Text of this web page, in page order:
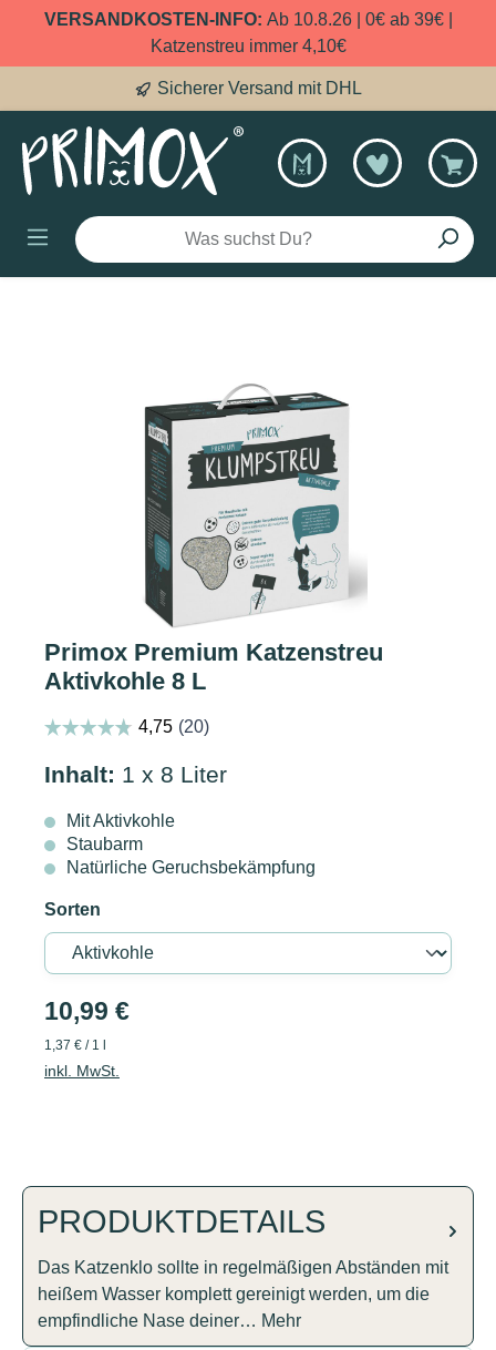
springen
VERSANDKOSTEN-INFO: Ab 10.8.26 | 0€ ab 39€ |
Katzenstreu immer 4,10€
Sicherer Versand mit DHL
Bildergalerie überspringen
Primox Premium Katzenstreu
Aktivkohle 8 L
Inhalt: 1 x 8 Liter
Mit Aktivkohle
Staubarm
Natürliche Geruchsbekämpfung
Sorten
10,99 €
1,37 € / 1 l
inkl. MwSt.
PRODUKTDETAILS
Das Katzenklo sollte in regelmäßigen Abständen mit
heißem Wasser komplett gereinigt werden, um die
empfindliche Nase deiner… Mehr